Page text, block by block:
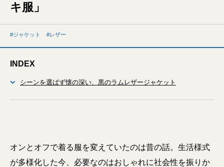
キ服」
ジャケット レザー
INDEX
シーンを選ばず懐の深い、黒のラムレザージャケット
オンとオフで着る服を変えていたのは昔の話。生活様式
が多様化した今、必要なのはおしゃれに社会性を振りか